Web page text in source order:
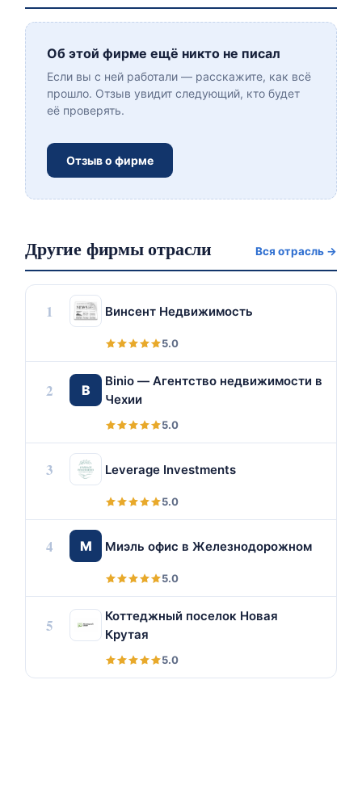
Об этой фирме ещё никто не писал
Если вы с ней работали — расскажите, как всё
прошло. Отзыв увидит следующий, кто будет
её проверять.
Отзыв о фирме
Другие фирмы отрасли Вся отрасль →
1 Винсент Недвижимость
5.0
2 B
Binio — Агентство недвижимости в
Чехии
5.0
3 Leverage Investments
5.0
4 М Миэль офис в Железнодорожном
5.0
5
Коттеджный поселок Новая
Крутая
5.0